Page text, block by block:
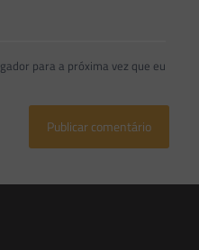
para a próxima vez que eu